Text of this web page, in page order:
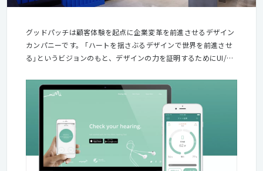
グッドパッチは顧客体験を起点に企業変革を前進させるデザイン
カンパニーです。 ｢ハートを揺さぶるデザインで世界を前進させ
る｣というビジョンのもと、デザインの力を証明するためにUI/UX
略立案、デザイン組織構築支援などを行い、 デザインの価値向上
を目指しています。 東京のほかにも、フルリモートのデザインチ
ームGoodpatch Anywhereという拠点があります。